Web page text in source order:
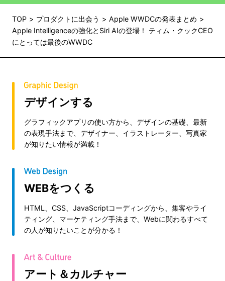
TOP プロダクトに出会う
Apple WWDCの発表まとめ
Apple Intelligenceの強化とSiri AIの登場！ ティム・クックCEO
にとっては最後のWWDC
デザインする
グラフィックアプリの使い方から、デザインの基礎、最新
の表現手法まで、デザイナー、イラストレーター、写真家
が知りたい情報が満載！
WEBをつくる
HTML、CSS、JavaScriptコーディングから、集客やライ
ティング、マーケティング手法まで、Webに関わるすべて
の人が知りたいことが分かる！
アート＆カルチャー